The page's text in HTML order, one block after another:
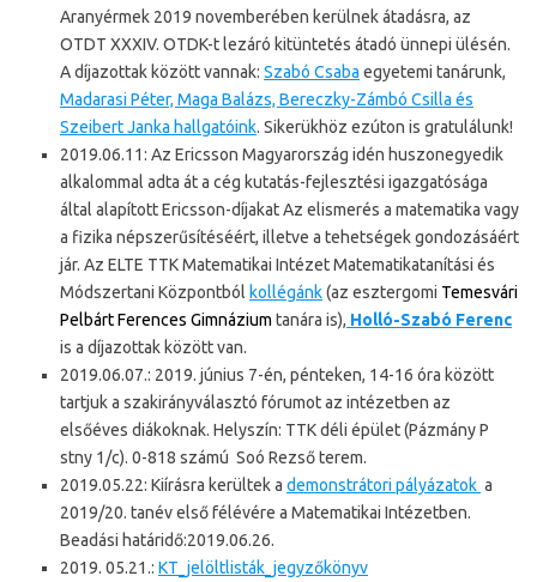
Aranyérmek 2019 novemberében kerülnek átadásra, az
OTDT XXXIV. OTDK-t lezáró kitüntetés átadó ünnepi ülésén.
A díjazottak között vannak: Szabó Csaba egyetemi tanárunk,
Madarasi Péter, Maga Balázs, Bereczky-Zámbó Csilla és
Szeibert Janka hallgatóink. Sikerükhöz ezúton is gratulálunk!
2019.06.11: Az Ericsson Magyarország idén huszonegyedik
alkalommal adta át a cég kutatás-fejlesztési igazgatósága
által alapított Ericsson-díjakat Az elismerés a matematika vagy
a fizika népszerűsítéséért, illetve a tehetségek gondozásáért
jár. Az ELTE TTK Matematikai Intézet Matematikatanítási és
Módszertani Központból kollégánk(az esztergomi Temesvári
Pelbárt Ferences Gimnázium tanára is), Holló-Szabó Ferenc
is a díjazottak között van.
2019.06.07.: 2019. június 7-én, pénteken, 14-16 óra között
tartjuk a szakirányválasztó fórumot az intézetben az
elsőéves diákoknak. Helyszín: TTK déli épület (Pázmány P
stny 1/c). 0-818 számú Soó Rezső terem.
2019.05.22: Kiírásra kerültek a demonstrátori pályázatok a
2019/20. tanév első félévére a Matematikai Intézetben.
Beadási határidő:2019.06.26.
2019. 05.21.: KT_jelöltlisták_jegyzőkönyv